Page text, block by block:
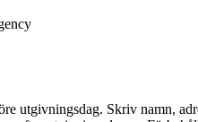
utgivningsdag. Skriv namn,